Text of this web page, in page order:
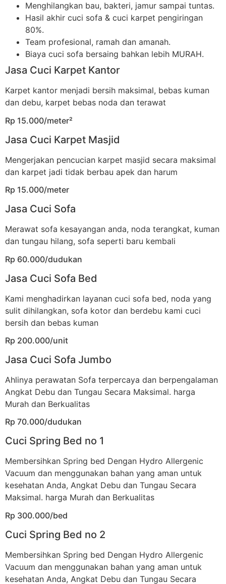
Menghilangkan bau, bakteri, jamur sampai tuntas.
Hasil akhir cuci sofa & cuci karpet pengiringan
80%.
Team profesional, ramah dan amanah.
Biaya cuci sofa bersaing bahkan lebih MURAH.
Jasa Cuci Karpet Kantor
Karpet kantor menjadi bersih maksimal, bebas kuman
dan debu, karpet bebas noda dan terawat
Rp 15.000/meter²
Jasa Cuci Karpet Masjid
Mengerjakan pencucian karpet masjid secara maksimal
dan karpet jadi tidak berbau apek dan harum
Rp 15.000/meter
Jasa Cuci Sofa
Merawat sofa kesayangan anda, noda terangkat, kuman
dan tungau hilang, sofa seperti baru kembali
Rp 60.000/dudukan
Jasa Cuci Sofa Bed
Kami menghadirkan layanan cuci sofa bed, noda yang
sulit dihilangkan, sofa kotor dan berdebu kami cuci
bersih dan bebas kuman
Rp 200.000/unit
Jasa Cuci Sofa Jumbo
Ahlinya perawatan Sofa terpercaya dan berpengalaman
Angkat Debu dan Tungau Secara Maksimal. harga
Murah dan Berkualitas
Rp 70.000/dudukan
Cuci Spring Bed no 1
Membersihkan Spring bed Dengan Hydro Allergenic
Vacuum dan menggunakan bahan yang aman untuk
kesehatan Anda, Angkat Debu dan Tungau Secara
Maksimal. harga Murah dan Berkualitas
Rp 300.000/bed
Cuci Spring Bed no 2
Membersihkan Spring bed Dengan Hydro Allergenic
Vacuum dan menggunakan bahan yang aman untuk
kesehatan Anda, Angkat Debu dan Tungau Secara